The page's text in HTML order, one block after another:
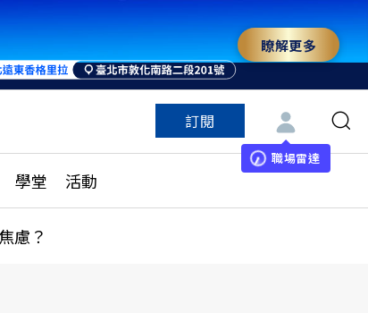
瞭解更多
訂閱
職場雷達
學堂 活動
方案
特色頻道
慮？